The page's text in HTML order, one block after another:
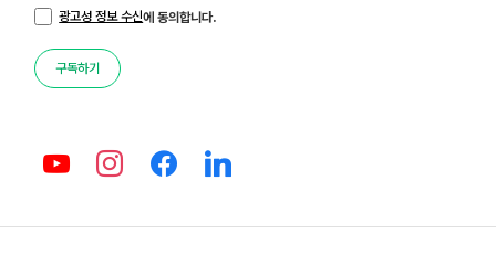
광고성 정보 수신에 동의합니다.
구독하기